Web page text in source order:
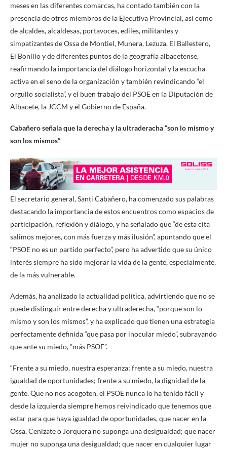
meses en las diferentes comarcas, ha contado también con la
presencia de otros miembros de la Ejecutiva Provincial, así como
de alcaldes, alcaldesas, portavoces, ediles, militantes y
simpatizantes de Ossa de Montiel, Munera, Lezuza, El Ballestero,
El Bonillo y de diferentes puntos de la geografía albacetense,
reafirmando la importancia del diálogo horizontal y la escucha
activa en el seno de la organización y también revindicando “el
orgullo socialista”, y el buen trabajo del PSOE en la Diputación de
Albacete, la JCCM y el Gobierno de España.
Cabañero señala que la derecha y la ultraderacha “son lo mismo y
son los mismos”
El secretario general, Santi Cabañero, ha comenzado sus palabras
destacando la importancia de estos encuentros como espacios de
participación, reflexión y diálogo, y ha señalado que “de esta cita
salimos mejores, con más fuerza y más ilusión”, apuntando que el
“PSOE no es un partido perfecto”, pero ha advertido que su único
interés siempre ha sido mejorar la vida de la gente, especialmente,
de la más vulnerable.
Además, ha analizado la actualidad política, advirtiendo que no se
puede distinguir entre derecha y ultraderecha, “porque son lo
mismo y son los mismos”, y ha explicado que tienen una estrategia
perfectamente definida “que pasa por inocular miedo”, subrayando
que ante su miedo, “más PSOE”.
“Frente a su miedo, nuestra esperanza; frente a su miedo, nuestra
igualdad de oportunidades; frente a su miedo, la dignidad de la
gente. Que no nos acogoten, el PSOE nunca lo ha tenido fácil y
desde la izquierda siempre hemos reivindicado que tenemos que
estar para que haya igualdad de oportunidades, que nacer en la
Ossa, Cenizate o Jorquera no suponga una desigualdad; que nacer
mujer no suponga una desigualdad; que nacer en cualquier lugar